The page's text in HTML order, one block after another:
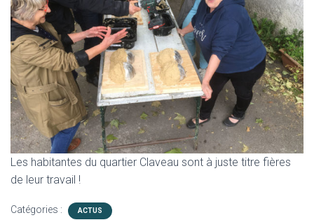
Les habitantes du quartier Claveau sont à juste titre fières
de leur travail !
Catégories : ACTUS